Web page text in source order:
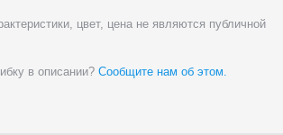
цвет, цена не являются публичной
в описании? Сообщите нам об этом.